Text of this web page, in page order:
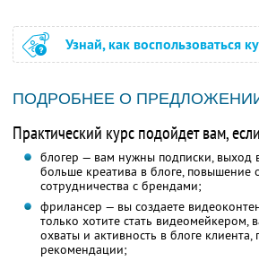
Узнай, как воспользоваться
ПОДРОБНЕЕ О
Практический курс подойдет вам,
блогер — вам нужны подписки, выход
больше креатива в блоге, повышение
сотрудничества с брендами;
фрилансер — вы создаете
только хотите стать видеомейкером,
охваты и активность в блоге клиента,
рекомендации;